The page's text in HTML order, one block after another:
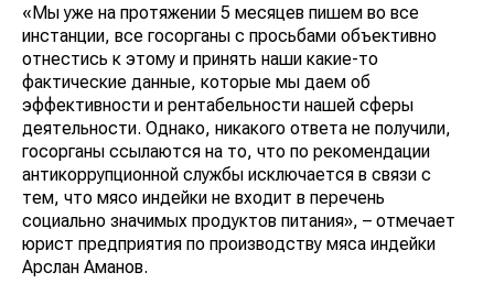
«Мы уже на протяжении 5 месяцев пишем во все
инстанции, все госорганы с просьбами объективно
отнестись к этому и принять наши какие-то
фактические данные, которые мы даем об
эффективности и рентабельности нашей сферы
деятельности. Однако, никакого ответа не получили,
госорганы ссылаются на то, что по рекомендации
антикоррупционной службы исключается в связи с
тем, что мясо индейки не входит в перечень
социально значимых продуктов питания», – отмечает
юрист предприятия по производству мяса индейки
Арслан Аманов.